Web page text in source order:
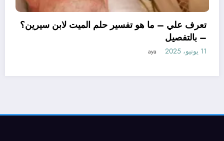
تعرف علي – ما هو تفسير
سيرين لتفسير حلم